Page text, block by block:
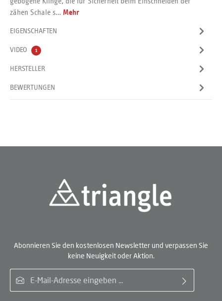
zähen Schale s… Mehr
EIGENSCHAFTEN
VIDEO 1
HERSTELLER
BEWERTUNGEN
Abonnieren Sie den kostenlosen Newsletter und verpassen Sie
keine Neuigkeit oder Aktion.